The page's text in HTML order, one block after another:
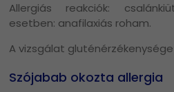
Allergiás reakciók:
esetben: anafilaxiás roham.
A vizsgálat
Szójabab okozta allergia